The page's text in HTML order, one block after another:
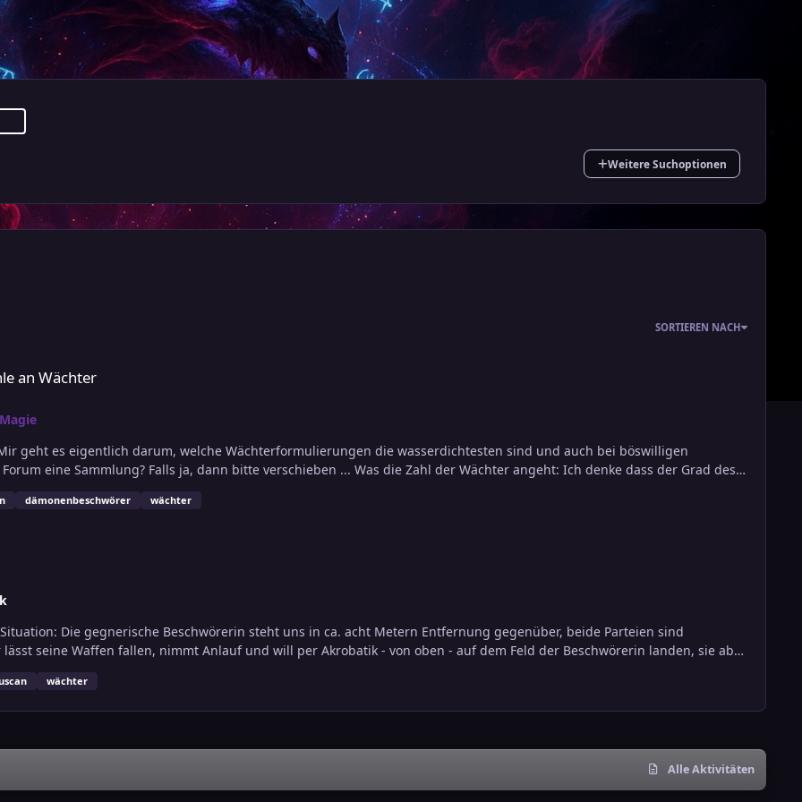
Weitere Suchoptionen
SORTIEREN NACH
an Wächter
geht es eigentlich darum, welche Wächterformulierungen die wasserdichtesten sind und auch bei böswilligen
dann bitte verschieben ... Was die Zahl der Wächter angeht: Ich denke dass der Grad des
halte ich nicht für ausschlaggebend - ich zumindest stelle mir ein Ankoral eher als etwas filigran Gearbeitetes vor ...
dämonenbeschwörer wächter
seine Waffen fallen, nimmt Anlauf und will per Akrobatik - von oben - auf dem Feld der Beschwörerin landen, sie aber
und hatte
wächter
Alle Aktivitäten